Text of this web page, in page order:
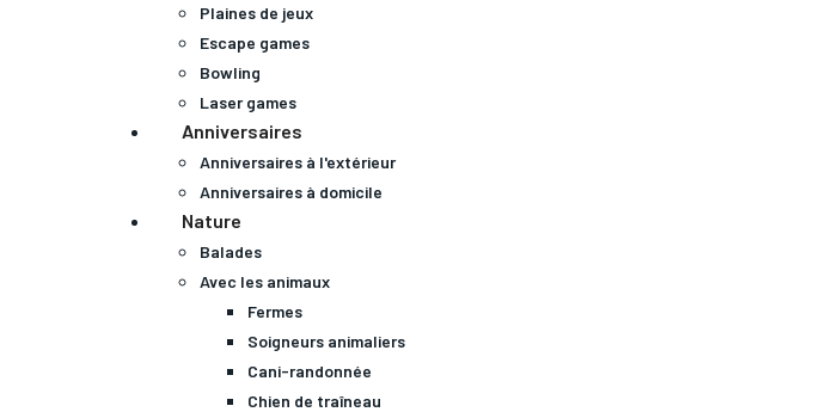
Plaines de jeux
Escape games
Bowling
Laser games
Anniversaires
Anniversaires à l'extérieur
Anniversaires à domicile
Nature
Balades
Avec les animaux
Fermes
Soigneurs animaliers
Cani-randonnée
Chien de traîneau